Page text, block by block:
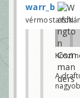
warr_b
vérmosta
Köszi
A